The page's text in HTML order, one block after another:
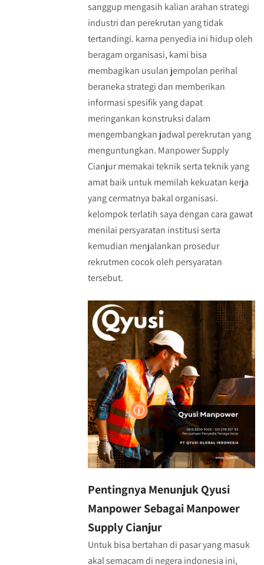
sanggup mengasih kalian arahan strategi
industri dan perekrutan yang tidak
tertandingi. karna penyedia ini hidup oleh
beragam organisasi, kami bisa
membagikan usulan jempolan perihal
beraneka strategi dan memberikan
informasi spesifik yang dapat
meringankan konstruksi dalam
mengembangkan jadwal perekrutan yang
menguntungkan. Manpower Supply
Cianjur memakai teknik serta teknik yang
amat baik untuk memilah kekuatan kerja
yang cermatnya bakal organisasi.
kelompok terlatih saya dengan cara gawat
menilai persyaratan institusi serta
kemudian menjalankan prosedur
rekrutmen cocok oleh persyaratan
tersebut.
Pentingnya Menunjuk Qyusi
Manpower Sebagai Manpower
Supply Cianjur
Untuk bisa bertahan di pasar yang masuk
akal semacam di negera indonesia ini,